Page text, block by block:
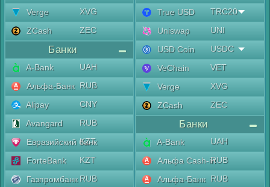
Verge
XVG
ZCash
ZEC
Банки
A-Bank
UAH
Альфа-Банк RUB
Alipay
CNY
Avangard
RUB
Евразийский банк
KZT
ForteBank
KZT
Газпромбанк RUB
True USD
TRC20
Uniswap
UNI
USD Coin
USDC
VeChain
VET
Verge
XVG
ZCash
ZEC
Банки
A-Bank
UAH
Альфа Cash-inRUB
Альфа-Банк RUB